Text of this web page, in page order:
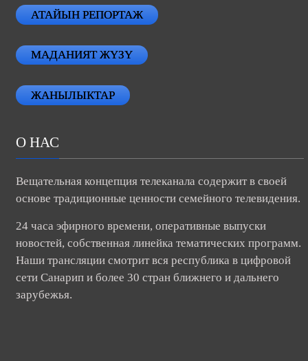
АТАЙЫН РЕПОРТАЖ
МАДАНИЯТ ЖҮЗҮ
ЖАНЫЛЫКТАР
О НАС
Вещательная концепция телеканала содержит в своей
основе традиционные ценности семейного телевидения.
24 часа эфирного времени, оперативные выпуски
новостей, собственная линейка тематических программ.
Наши трансляции смотрит вся республика в цифровой
сети Санарип и более 30 стран ближнего и дальнего
зарубежья.